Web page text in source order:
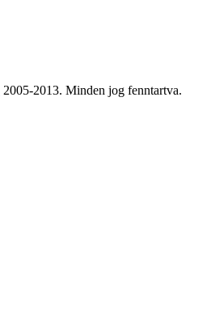
2005-2013. Minden jog fenntartva.